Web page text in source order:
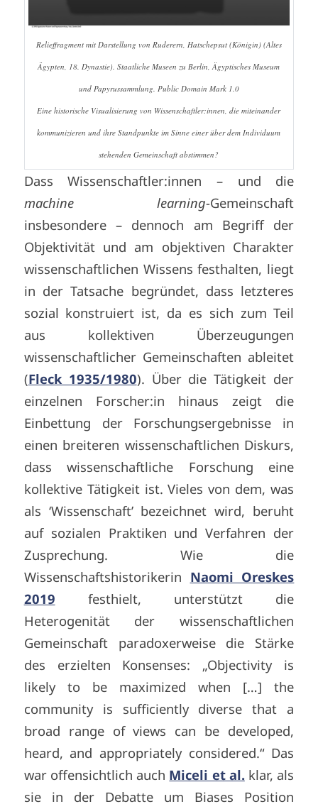
Relieffragment mit Darstellung von Ruderern, Hatschepsut (Königin) (Altes
Ägypten, 18. Dynastie). Staatliche Museen zu Berlin, Ägyptisches Museum
und Papyrussammlung. Public Domain Mark 1.0
Eine historische Visualisierung von Wissenschaftler:innen, die miteinander
kommunizieren und ihre Standpunkte im Sinne einer über dem Individuum
stehenden Gemeinschaft abstimmen?
Dass Wissenschaftler:innen – und die
machine learning-Gemeinschaft
insbesondere – dennoch am Begriff der
Objektivität und am objektiven Charakter
wissenschaftlichen Wissens festhalten, liegt
in der Tatsache begründet, dass letzteres
sozial konstruiert ist, da es sich zum Teil
aus kollektiven Überzeugungen
wissenschaftlicher Gemeinschaften ableitet
(Fleck 1935/1980). Über die Tätigkeit der
einzelnen Forscher:in hinaus zeigt die
Einbettung der Forschungsergebnisse in
einen breiteren wissenschaftlichen Diskurs,
dass wissenschaftliche Forschung eine
kollektive Tätigkeit ist. Vieles von dem, was
als ‘Wissenschaft’ bezeichnet wird, beruht
auf sozialen Praktiken und Verfahren der
Zusprechung. Wie die
Wissenschaftshistorikerin Naomi Oreskes
2019 festhielt, unterstützt die
Heterogenität der wissenschaftlichen
Gemeinschaft paradoxerweise die Stärke
des erzielten Konsenses: „Objectivity is
likely to be maximized when […] the
community is sufficiently diverse that a
broad range of views can be developed,
heard, and appropriately considered.“ Das
war offensichtlich auch Miceli et al.klar, als
sie in der Debatte um Biases Position